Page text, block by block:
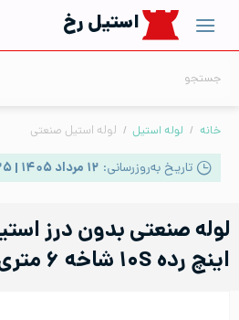
content
استیل رخ
خانه / لوله استیل / لوله استیل صنعتی
تاریخ به‌روزرسانی: ۱۲ مرداد ۱۴۰۵ | ۱۶:۳۵
اینچ رده ۱۰S شاخه ۶ متری